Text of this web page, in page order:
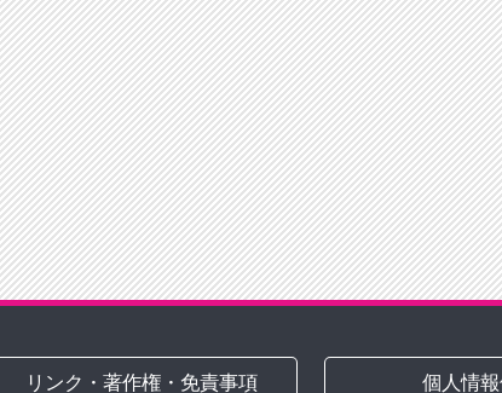
リンク・著作権・免責事項 個人情